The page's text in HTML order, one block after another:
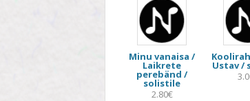
Minu vanaisa /
Laikrete
perebänd /
solistile
2.80€
Ustav /